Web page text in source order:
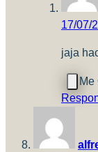
17/07/
jaja